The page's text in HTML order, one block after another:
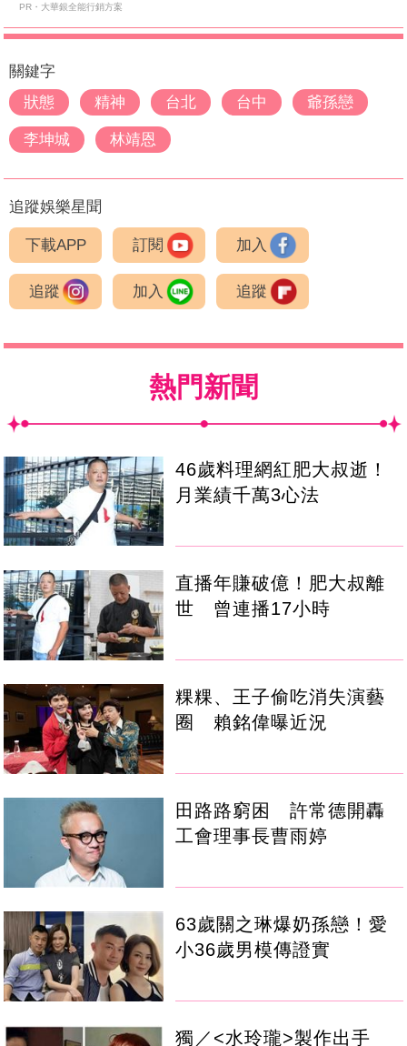
PR・大華銀全能行銷方案
關鍵字
狀態
精神 台北 台中 爺孫戀
李坤城 林靖恩
追蹤娛樂星聞
下載APP 訂閱 加入
追蹤 加入 追蹤
熱門新聞
46歲料理網紅肥大叔逝！
月業績千萬3心法
直播年賺破億！肥大叔離
世 曾連播17小時
粿粿、王子偷吃消失演藝
圈 賴銘偉曝近況
田路路窮困 許常德開轟
工會理事長曹雨婷
63歲關之琳爆奶孫戀！愛
小36歲男模傳證實
獨／<水玲瓏>製作出手